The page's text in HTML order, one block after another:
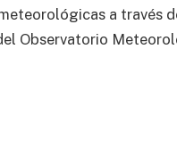
a través
Observatorio